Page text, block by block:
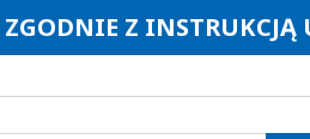
ZGODNIE Z